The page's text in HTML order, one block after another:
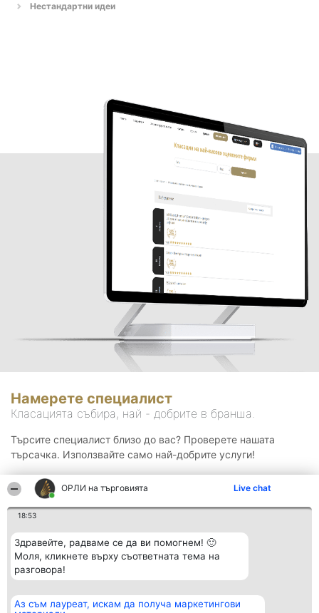
ОРЛИ на търговията Live chat
18:53
Здравейте, радваме се да ви помогнем! 🙂
Моля, кликнете върху съответната тема на
разговора!
Аз съм лауреат, искам да получа маркетингови
Нестандартни идеи
Намерете специалист
Класацията събира, най - добрите в бранша.
Търсите специалист близо до вас? Проверете нашата
търсачка. Използвайте само най-добрите услуги!
Организатор на
Класация Контакти